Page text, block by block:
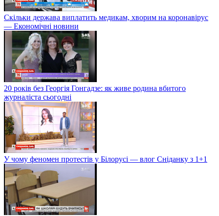
Скільки держава виплатить медикам, хворим на коронавірус
— Економічні новини
20 років без Георгія Гонгадзе: як живе родина вбитого
журналіста сьогодні
У чому феномен протестів у Білорусі — влог Сніданку з 1+1